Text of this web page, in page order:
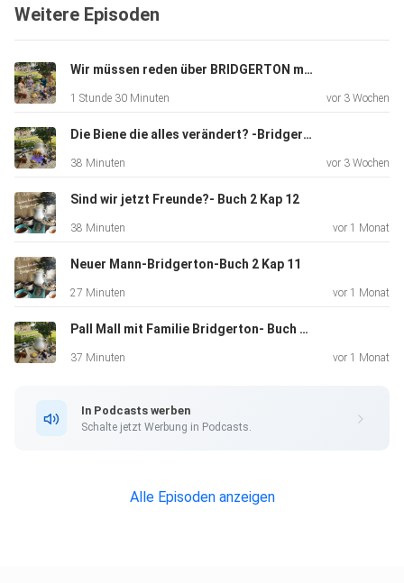
Weitere Episoden
Wir müssen reden über BRIDGERTON mit den Patmore´s
1 Stunde 30 Minuten vor 3 Wochen
Die Biene die alles verändert? -Bridgerton Buch2 Kap 13
38 Minuten vor 3 Wochen
Sind wir jetzt Freunde?- Buch 2 Kap 12
38 Minuten vor 1 Monat
Neuer Mann-Bridgerton-Buch 2 Kap 11
27 Minuten vor 1 Monat
Pall Mall mit Familie Bridgerton- Buch 2 Kap 10
37 Minuten vor 1 Monat
In Podcasts werben
Schalte jetzt Werbung in Podcasts.
Alle Episoden anzeigen